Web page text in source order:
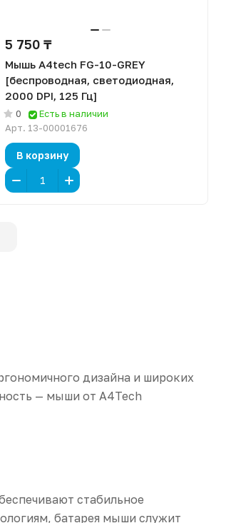
5 750 ₸
Мышь A4tech FG-10-GREY
[беспроводная, светодиодная,
2000 DPI, 125 Гц]
0
Есть в наличии
Арт. 13-00001676
В корзину
дизайна и широких
— мыши от A4Tech
стабильное
батарея мыши служит